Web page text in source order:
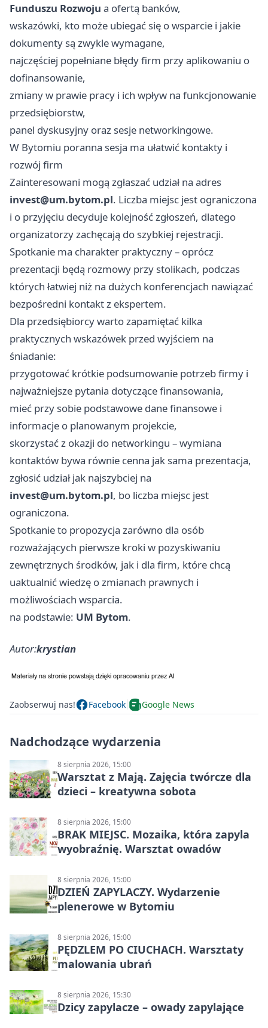
Funduszu Rozwoju a ofertą banków,
wskazówki, kto może ubiegać się o wsparcie i jakie
dokumenty są zwykle wymagane,
najczęściej popełniane błędy firm przy aplikowaniu o
dofinansowanie,
zmiany w prawie pracy i ich wpływ na funkcjonowanie
przedsiębiorstw,
panel dyskusyjny oraz sesje networkingowe.
W Bytomiu poranna sesja ma ułatwić kontakty i
rozwój firm
Zainteresowani mogą zgłaszać udział na adres
invest@um.bytom.pl. Liczba miejsc jest ograniczona
i o przyjęciu decyduje kolejność zgłoszeń, dlatego
organizatorzy zachęcają do szybkiej rejestracji.
Spotkanie ma charakter praktyczny – oprócz
prezentacji będą rozmowy przy stolikach, podczas
których łatwiej niż na dużych konferencjach nawiązać
bezpośredni kontakt z ekspertem.
Dla przedsiębiorcy warto zapamiętać kilka
praktycznych wskazówek przed wyjściem na
śniadanie:
przygotować krótkie podsumowanie potrzeb firmy i
najważniejsze pytania dotyczące finansowania,
mieć przy sobie podstawowe dane finansowe i
informacje o planowanym projekcie,
skorzystać z okazji do networkingu – wymiana
kontaktów bywa równie cenna jak sama prezentacja,
zgłosić udział jak najszybciej na
invest@um.bytom.pl, bo liczba miejsc jest
ograniczona.
Spotkanie to propozycja zarówno dla osób
rozważających pierwsze kroki w pozyskiwaniu
zewnętrznych środków, jak i dla firm, które chcą
uaktualnić wiedzę o zmianach prawnych i
możliwościach wsparcia.
na podstawie: UM Bytom.
Autor:krystian
Zaobserwuj nas! Facebook Google News
Nadchodzące wydarzenia
8 sierpnia 2026, 15:00
Warsztat z Mają. Zajęcia twórcze dla
dzieci – kreatywna sobota
8 sierpnia 2026, 15:00
BRAK MIEJSC. Mozaika, która zapyla
wyobraźnię. Warsztat owadów
8 sierpnia 2026, 15:00
DZIEŃ ZAPYLACZY. Wydarzenie
plenerowe w Bytomiu
8 sierpnia 2026, 15:00
PĘDZLEM PO CIUCHACH. Warsztaty
malowania ubrań
8 sierpnia 2026, 15:30
Dzicy zapylacze – owady zapylające